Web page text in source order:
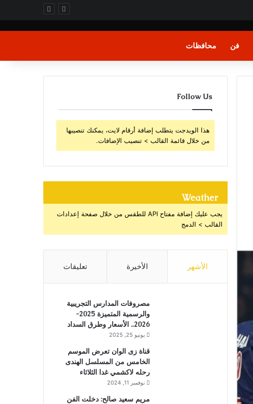
فن محافظات
Follow Us
هذا الويدجت يتطلب إضافة أرقام لايت، يمكنك تنصيبها
من خلال قائمة القالب > تنصيب الإضافات.
Weather
يجب عليك إضافة مفتاح API للطقس من خلال صفحة إعدادات
القالب > الدمج
الأشهر الأخيرة تعليقات
مصروفات المدارس التجريبية
والرسمية المتميزة 2025-
2026.. الأسعار وطرق السداد
يونيو 25, 2025
قناة زى الوان تعرض الموسم
الخامس من المسلسل الهندى
رحله لاكشمي غدا الثلاثاء
نوفمبر 11, 2024
مريم سعيد صالح: دخلت الفن